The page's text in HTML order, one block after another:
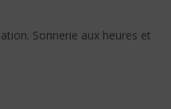
Sonnerie aux heures et